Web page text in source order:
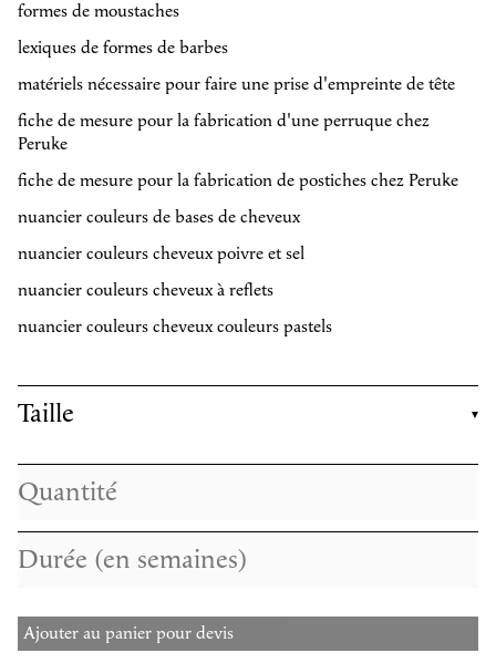
formes de moustaches
lexiques de formes de barbes
matériels nécessaire pour faire une prise d'empreinte de tête
fiche de mesure pour la fabrication d'une perruque chez
Peruke
fiche de mesure pour la fabrication de postiches chez Peruke
nuancier couleurs de bases de cheveux
nuancier couleurs cheveux poivre et sel
nuancier couleurs cheveux à reflets
nuancier couleurs cheveux couleurs pastels
Taille
Ajouter au panier pour devis